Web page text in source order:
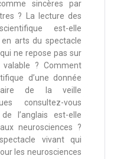
sincères par
? La lecture des
est-elle
arts du spectacle
ne repose pas sur
? Comment
d’une donnée
de la veille
consultez-vous
l’anglais est-elle
neurosciences ?
vivant qui
les neurosciences